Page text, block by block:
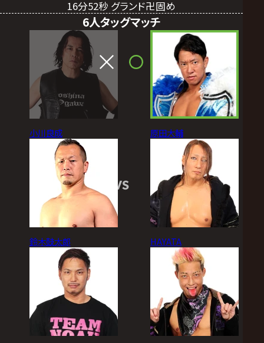
16分52秒 グランド卍固め
6人タッグマッチ
小川良成
鈴木鼓太郎
VS
原田大輔
HAYATA